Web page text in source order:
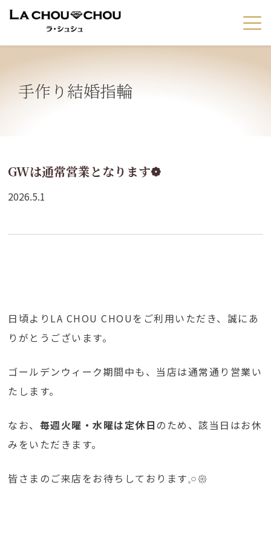
手作り結婚指輪
GWは通常営業となります❁
2026.5.1
日頃よりLA CHOU CHOUをご利用いただき、誠にあ
りがとうございます。
ゴールデンウィーク期間中も、当店は通常通り営業い
たします。
なお、 毎週火曜・水曜は定休日 のため、該当日はお休
みをいただきます。
皆さまのご来店をお待ちしております𓈒𓏸𑁍